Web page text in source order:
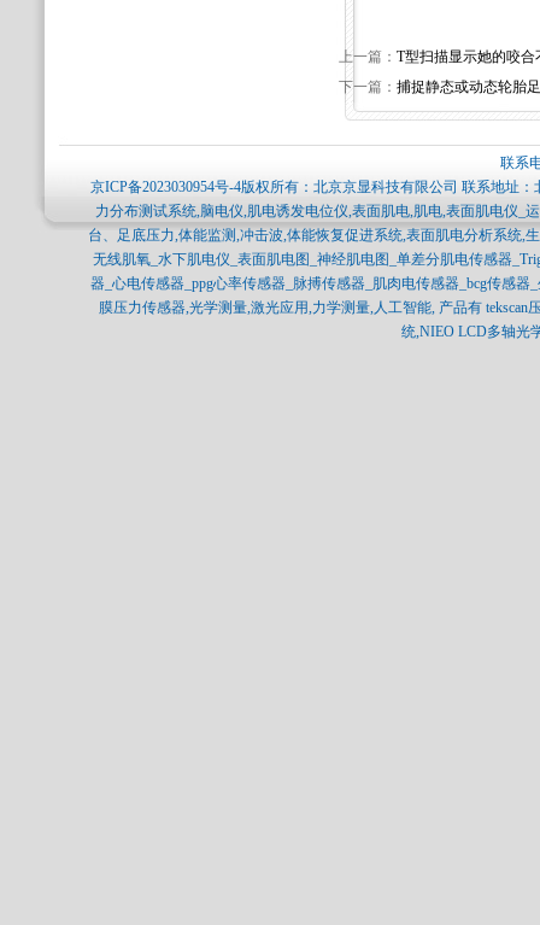
上一篇： T型扫描显示她的咬合
下一篇： 捕捉静态或动态轮胎
联系
京ICP备2023030954号-4版权所有：北京京显科技有限公司 联系地址
力分布测试系统,脑电仪,肌电诱发电位仪,表面肌电,肌电,表面肌电仪_
台、足底压力,体能监测,冲击波,体能恢复促进系统,表面肌电分析系统,
无线肌氧_水下肌电仪_表面肌电图_神经肌电图_单差分肌电传感器
器_心电传感器_ppg心率传感器_脉搏传感器_肌肉电传感器_bcg传感
膜压力传感器,光学测量,激光应用,力学测量,人工智能, 产品有 tekscan
统,NIEO LCD多轴光